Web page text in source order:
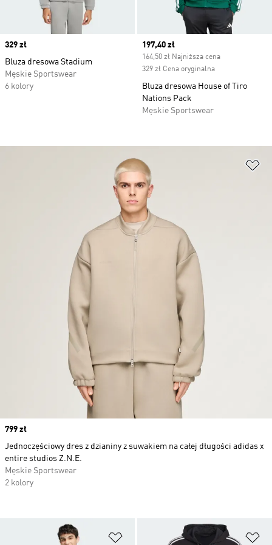
Price
329 zł
Bluza dresowa Stadium
Męskie Sportswear
6 kolory
Current price
197,40 zł
164,50 zł Najniższa cena
329 zł Cena oryginalna
Bluza dresowa House of Tiro
Nations Pack
Męskie Sportswear
Dodaj do listy życzeń
Price
799 zł
Jednoczęściowy dres z dzianiny z suwakiem na całej długości adidas x
entire studios Z.N.E.
Męskie Sportswear
2 kolory